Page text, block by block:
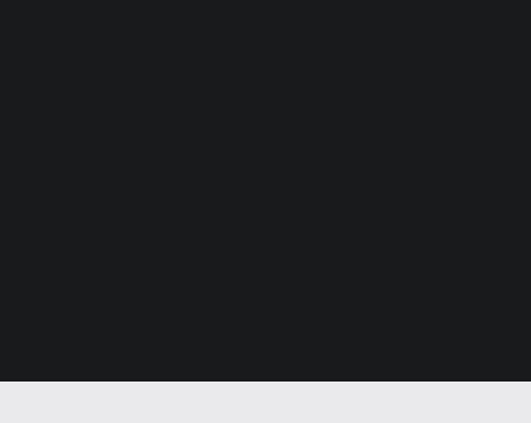
biztosak lehetünk: Kojima mindig